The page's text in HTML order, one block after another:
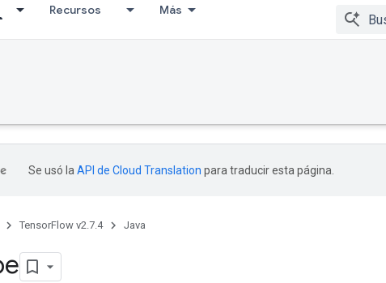
Recursos Más
Se usó la API de Cloud Translation para traducir esta página.
TensorFlow v2.7.4 Java